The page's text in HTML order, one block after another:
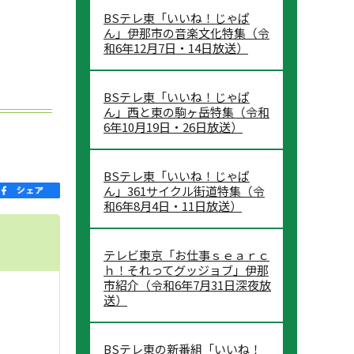
BSテレ東「いいね！じゃぱ
ん」伊那市の音楽文化特集（令
和6年12月7日・14日放送）
BSテレ東「いいね！じゃぱ
ん」西と東の駒ヶ岳特集（令和
6年10月19日・26日放送）
BSテレ東「いいね！じゃぱ
ん」361サイクル街道特集（令
和6年8月4日・11日放送）
テレビ東京「お仕事ｓｅａｒｃ
ｈ！それってグッジョブ」伊那
市紹介（令和6年7月31日深夜放
送）
BSテレ東の新番組「いいね！